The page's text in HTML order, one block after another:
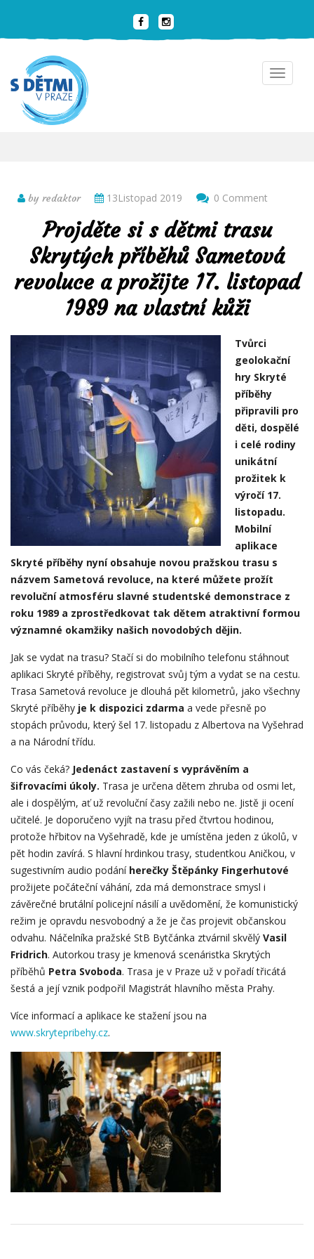
Toggle
by redaktor 13Listopad 2019 0 Comment
Projděte si s dětmi trasu
Skrytých příběhů Sametová
revoluce a prožijte 17. listopad
1989 na vlastní kůži
Tvůrci
geolokační
hry Skryté
příběhy
připravili pro
děti, dospělé
i celé rodiny
unikátní
prožitek k
výročí 17.
listopadu.
Mobilní
aplikace
Skryté příběhy nyní obsahuje novou pražskou trasu s
názvem Sametová revoluce, na které můžete prožít
revoluční atmosféru slavné studentské demonstrace z
roku 1989 a zprostředkovat tak dětem atraktivní formou
významné okamžiky našich novodobých dějin.
Jak se vydat na trasu? Stačí si do mobilního telefonu stáhnout
aplikaci Skryté příběhy, registrovat svůj tým a vydat se na cestu.
Trasa Sametová revoluce je dlouhá pět kilometrů, jako všechny
Skryté příběhy je k dispozici zdarma a vede přesně po
stopách průvodu, který šel 17. listopadu z Albertova na Vyšehrad
a na Národní třídu.
Co vás čeká? Jedenáct zastavení s vyprávěním a
šifrovacími úkoly. Trasa je určena dětem zhruba od osmi let,
ale i dospělým, ať už revoluční časy zažili nebo ne. Jistě ji ocení
učitelé. Je doporučeno vyjít na trasu před čtvrtou hodinou,
protože hřbitov na Vyšehradě, kde je umístěna jeden z úkolů, v
pět hodin zavírá. S hlavní hrdinkou trasy, studentkou Aničkou, v
sugestivním audio podání herečky Štěpánky Fingerhutové
prožijete počáteční váhání, zda má demonstrace smysl i
závěrečné brutální policejní násilí a uvědomění, že komunistický
režim je opravdu nesvobodný a že je čas projevit občanskou
odvahu. Náčelníka pražské StB Bytčánka ztvárnil skvělý Vasil
Fridrich. Autorkou trasy je kmenová scenáristka Skrytých
příběhů Petra Svoboda. Trasa je v Praze už v pořadí třicátá
šestá a její vznik podpořil Magistrát hlavního města Prahy.
Více informací a aplikace ke stažení jsou na
www.skrytepribehy.cz.